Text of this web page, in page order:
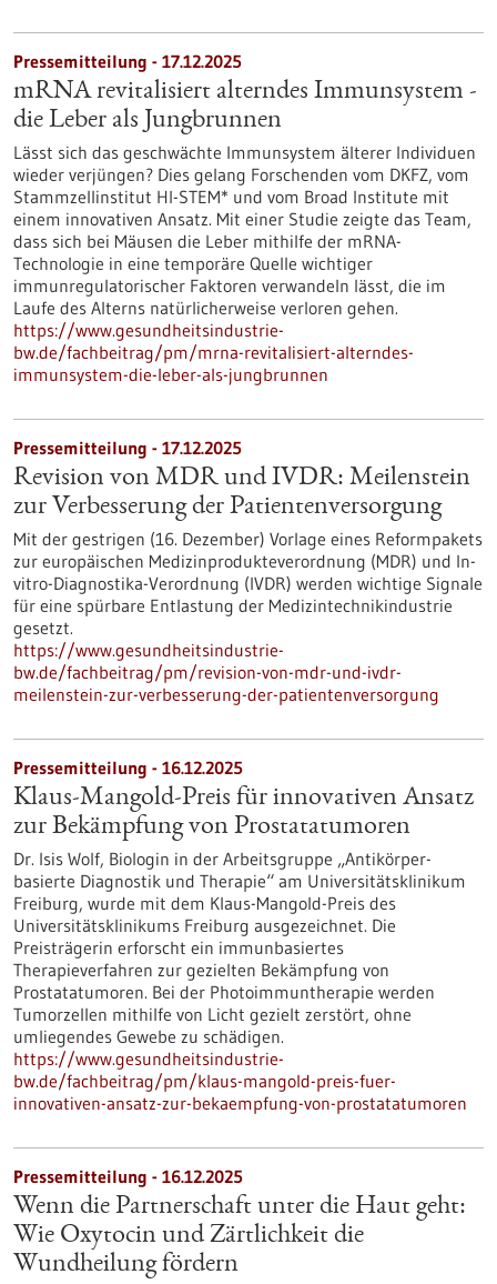
Pressemitteilung - 17.12.2025
mRNA revitalisiert alterndes Immunsystem -
die Leber als Jungbrunnen
Lässt sich das geschwächte Immunsystem älterer Individuen
wieder verjüngen? Dies gelang Forschenden vom DKFZ, vom
Stammzellinstitut HI-STEM* und vom Broad Institute mit
einem innovativen Ansatz. Mit einer Studie zeigte das Team,
dass sich bei Mäusen die Leber mithilfe der mRNA-
Technologie in eine temporäre Quelle wichtiger
immunregulatorischer Faktoren verwandeln lässt, die im
Laufe des Alterns natürlicherweise verloren gehen.
https://www.gesundheitsindustrie-
bw.de/fachbeitrag/pm/mrna-revitalisiert-alterndes-
immunsystem-die-leber-als-jungbrunnen
Pressemitteilung - 17.12.2025
Revision von MDR und IVDR: Meilenstein
zur Verbesserung der Patientenversorgung
Mit der gestrigen (16. Dezember) Vorlage eines Reformpakets
zur europäischen Medizinprodukteverordnung (MDR) und In-
vitro-Diagnostika-Verordnung (IVDR) werden wichtige Signale
für eine spürbare Entlastung der Medizintechnikindustrie
gesetzt.
https://www.gesundheitsindustrie-
bw.de/fachbeitrag/pm/revision-von-mdr-und-ivdr-
meilenstein-zur-verbesserung-der-patientenversorgung
Pressemitteilung - 16.12.2025
Klaus-Mangold-Preis für innovativen Ansatz
zur Bekämpfung von Prostatatumoren
Dr. Isis Wolf, Biologin in der Arbeitsgruppe „Antikörper-
basierte Diagnostik und Therapie“ am Universitätsklinikum
Freiburg, wurde mit dem Klaus-Mangold-Preis des
Universitätsklinikums Freiburg ausgezeichnet. Die
Preisträgerin erforscht ein immunbasiertes
Therapieverfahren zur gezielten Bekämpfung von
Prostatatumoren. Bei der Photoimmuntherapie werden
Tumorzellen mithilfe von Licht gezielt zerstört, ohne
umliegendes Gewebe zu schädigen.
https://www.gesundheitsindustrie-
bw.de/fachbeitrag/pm/klaus-mangold-preis-fuer-
innovativen-ansatz-zur-bekaempfung-von-prostatatumoren
Pressemitteilung - 16.12.2025
Wenn die Partnerschaft unter die Haut geht:
Wie Oxytocin und Zärtlichkeit die
Wundheilung fördern